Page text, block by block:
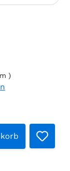
)
Gib den